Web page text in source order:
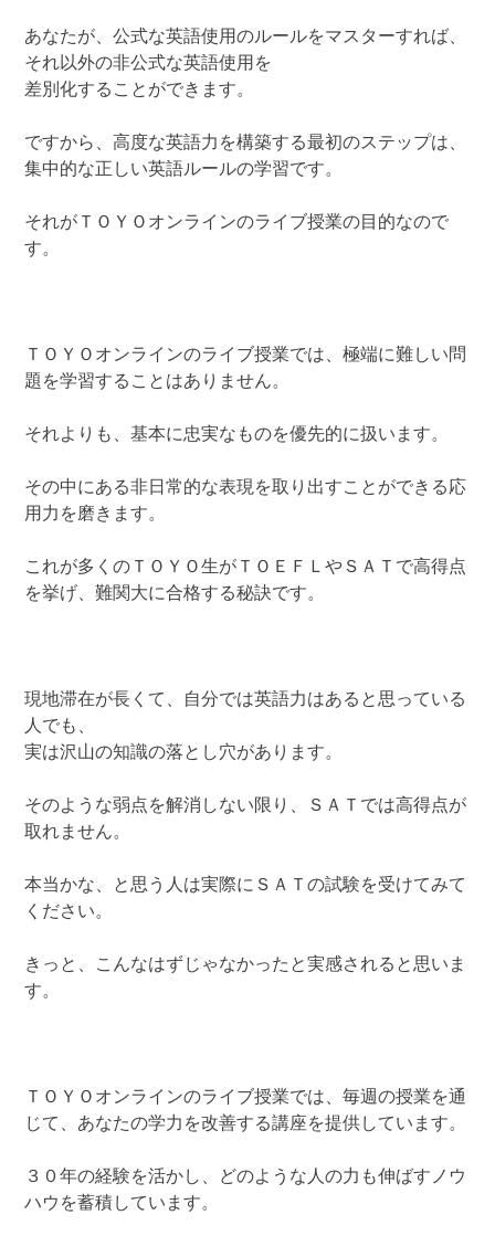
あなたが、公式な英語使用のルールをマスターすれば、
それ以外の非公式な英語使用を
差別化することができます。
ですから、高度な英語力を構築する最初のステップは、
集中的な正しい英語ルールの学習です。
それがＴＯＹＯオンラインのライブ授業の目的なので
す。
ＴＯＹＯオンラインのライブ授業では、極端に難しい問
題を学習することはありません。
それよりも、基本に忠実なものを優先的に扱います。
その中にある非日常的な表現を取り出すことができる応
用力を磨きます。
これが多くのＴＯＹＯ生がＴＯＥＦＬやＳＡＴで高得点
を挙げ、難関大に合格する秘訣です。
現地滞在が長くて、自分では英語力はあると思っている
人でも、
実は沢山の知識の落とし穴があります。
そのような弱点を解消しない限り、ＳＡＴでは高得点が
取れません。
本当かな、と思う人は実際にＳＡＴの試験を受けてみて
ください。
きっと、こんなはずじゃなかったと実感されると思いま
す。
ＴＯＹＯオンラインのライブ授業では、毎週の授業を通
じて、あなたの学力を改善する講座を提供しています。
３０年の経験を活かし、どのような人の力も伸ばすノウ
ハウを蓄積しています。